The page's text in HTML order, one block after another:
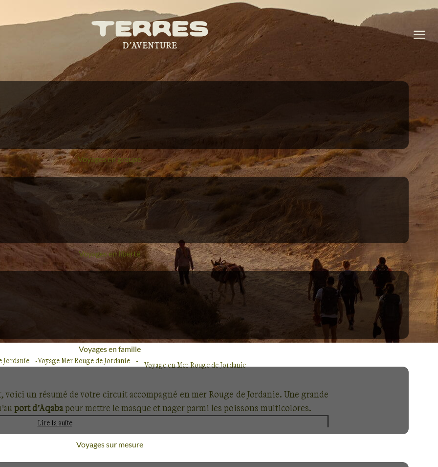
Voyages en groupe
Voyages en liberté
Voyages en famille
Voyages sur mesure
Jordanie Voyage Mer Rouge de Jordanie
Voyage en Mer Rouge de Jordanie
un résumé de votre circuit accompagné en mer Rouge de Jordanie. Une grande
port d’Aqabapour mettre le masque et nager parmi les poissons multicolores.
tendre sculptés et colorés par l’érosion, où des jardins suspendus parviennent à
où on ne les attend pas.
Lire la suite